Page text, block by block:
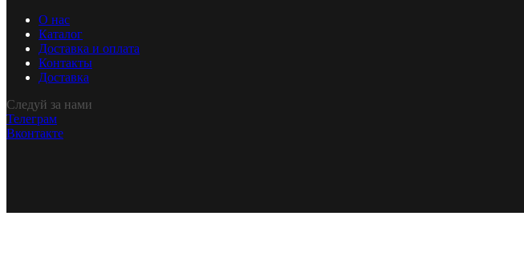
О нас
Каталог
Доставка и оплата
Контакты
Доставка
Следуй за нами
Телеграм
Вконтакте